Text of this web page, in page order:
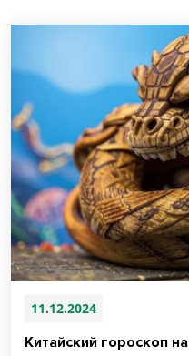
11.12.2024
Китайский гороскоп